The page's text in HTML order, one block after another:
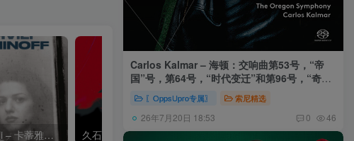
Khatia Buniatishvili – 卡蒂雅拉赫玛尼诺夫：第二、三钢琴协奏曲 久石让,Music Future Band – 久石让指挥极简音乐 – 音乐未来 VI (2.8MHz DSD)
Carlos Kalmar – 海顿：交响曲第53号，“帝
国”号，第64号，“时代变迁”和第96号，“奇迹”
号 (俄勒冈交响乐团，卡尔玛)
〖OppsUpro专属〗 索尼精选
26年7月20日 18:53 0 46